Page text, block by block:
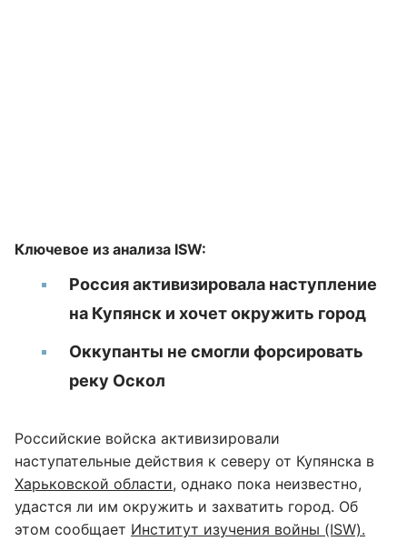
Ключевое из анализа ISW:
Россия активизировала наступление
на Купянск и хочет окружить город
Оккупанты не смогли форсировать
реку Оскол
Российские войска активизировали
наступательные действия к северу от Купянска в
Харьковской области, однако пока неизвестно,
удастся ли им окружить и захватить город. Об
этом сообщает Институт изучения войны (ISW).